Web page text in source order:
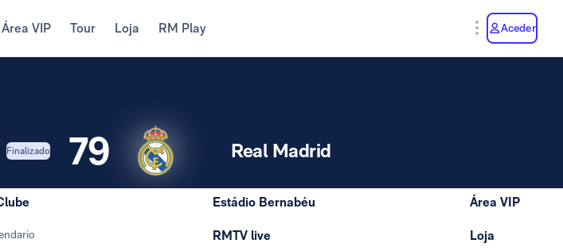
Área VIP Tour Loja RM Play Aceder
79
Finalizado Real Madrid
Estádio Bernabéu
RMTV live
Área VIP
Loja